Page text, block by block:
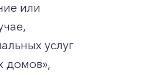
или
услуг
домов»,